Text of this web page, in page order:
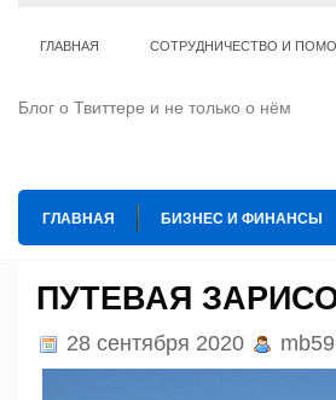
ГЛАВНАЯ СОТРУДНИЧЕСТВО И
Блог о Твиттере и не только о нём
ГЛАВНАЯ БИЗНЕС И ФИНАНСЫ
ПУТЕВАЯ
28 сентября 2020 mb59